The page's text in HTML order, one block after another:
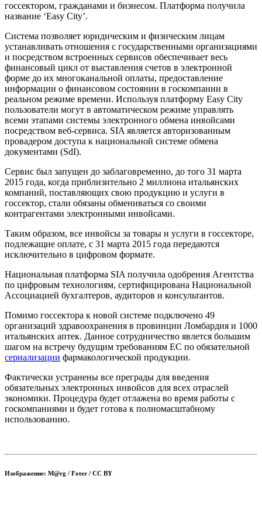
госсектором, гражданами и бизнесом. Платформа получила
название ‘Easy City’.
Система позволяет юридическим и физическим лицам
устанавливать отношения с государственными организациями
и посредством встроенных сервисов обеспечивает весь
финансовый цикл от выставления счетов в электронной
форме до их многоканальной оплаты, предоставление
информации о финансовом состоянии в госкомпании в
реальном режиме времени. Используя платформу Easy City
пользователи могут в автоматическом режиме управлять
всеми этапами системы электронного обмена инвойсами
посредством веб-сервиса. SIA является авторизованным
провадером доступа к национальной системе обмена
документами (SdI).
Сервис был запущен до заблаговременно, до того 31 марта
2015 года, когда приблизительно 2 миллиона итальянских
компаний, поставляющих свою продукцию и услуги в
госсектор, стали обязаны обмениваться со своими
контрагентами электронными инвойсами.
Таким образом, все инвойсы за товары и услуги в госсекторе,
подлежащие оплате, с 31 марта 2015 года передаются
исключительно в цифровом формате.
Национальная платформа SIA получила одобрения Агентства
по цифровым технологиям, сертифицирована Национальной
Ассоциацией бухгалтеров, аудиторов и консультантов.
Помимо госсектора к новой системе подключено 49
организаций здравоохранения в провинции Ломбардия и 1000
итальянских аптек. Данное сотрудничество явлется большим
шагом на встречу будущим требованиям ЕС по обязательной
сериализации фармакологической продукции.
Фактически устранены все преграды для введения
обязательных электронных инвойсов для всех отраслей
экономики. Процедура будет отлажена во время работы с
госкомпаниями и будет готова к полномасштабному
использованию.
Изображение: M@rg / Foter / CC BY